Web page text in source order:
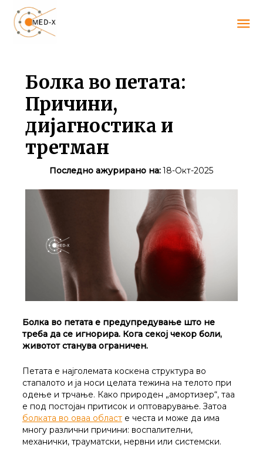
Болка во петата:
Причини,
дијагностика и
третман
Последно ажурирано на:18-Окт-2025
Болка во петата е предупредување што не
треба да се игнорира. Кога секој чекор боли,
животот станува ограничен.
Петата е најголемата коскена структура во
стапалото и ја носи целата тежина на телото при
одење и трчање. Како природен „амортизер“, таа
е под постојан притисок и оптоварување. Затоа
болката во оваа област е честа и може да има
многу различни причини: воспалителни,
механички, трауматски, нервни или системски.